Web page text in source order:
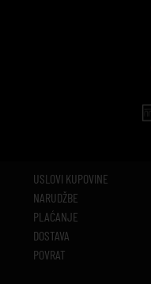
USLOVI KUPOVINE
NARUDŽBE
PLAĆANJE
DOSTAVA
POVRAT